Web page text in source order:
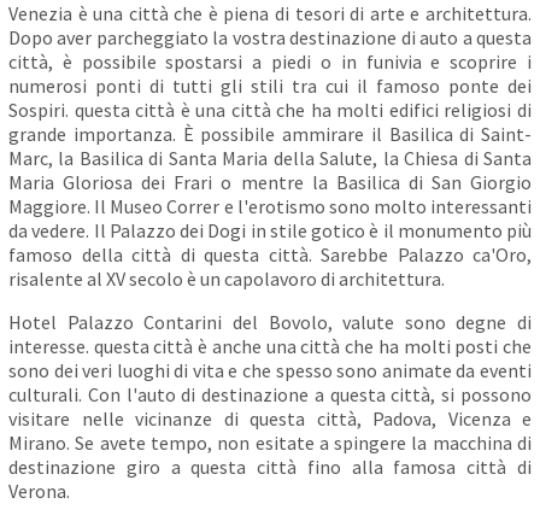
Venezia è una città che è piena di tesori di arte e architettura.
Dopo aver parcheggiato la vostra destinazione di auto a questa
città, è possibile spostarsi a piedi o in funivia e scoprire i
numerosi ponti di tutti gli stili tra cui il famoso ponte dei
Sospiri. questa città è una città che ha molti edifici religiosi di
grande importanza. È possibile ammirare il Basilica di Saint-
Marc, la Basilica di Santa Maria della Salute, la Chiesa di Santa
Maria Gloriosa dei Frari o mentre la Basilica di San Giorgio
Maggiore. Il Museo Correr e l'erotismo sono molto interessanti
da vedere. Il Palazzo dei Dogi in stile gotico è il monumento più
famoso della città di questa città. Sarebbe Palazzo ca'Oro,
risalente al XV secolo è un capolavoro di architettura.
Hotel Palazzo Contarini del Bovolo, valute sono degne di
interesse. questa città è anche una città che ha molti posti che
sono dei veri luoghi di vita e che spesso sono animate da eventi
culturali. Con l'auto di destinazione a questa città, si possono
visitare nelle vicinanze di questa città, Padova, Vicenza e
Mirano. Se avete tempo, non esitate a spingere la macchina di
destinazione giro a questa città fino alla famosa città di
Verona.